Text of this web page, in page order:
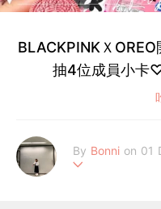
BLACKPINKＸ
抽4位成員小卡
By Bonni on 01